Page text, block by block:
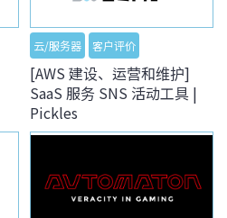
云/服务器 客户评价
[AWS 建设、运营和维护]
SaaS 服务 SNS 活动工具 |
Pickles